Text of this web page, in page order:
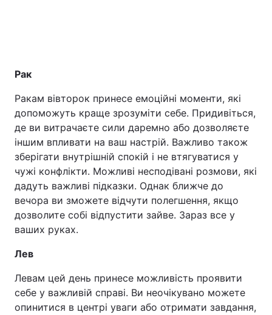
Рак
Ракам вівторок принесе емоційні моменти, які
допоможуть краще зрозуміти себе. Придивіться,
де ви витрачаєте сили даремно або дозволяєте
іншим впливати на ваш настрій. Важливо також
зберігати внутрішній спокій і не втягуватися у
чужі конфлікти. Можливі несподівані розмови, які
дадуть важливі підказки. Однак ближче до
вечора ви зможете відчути полегшення, якщо
дозволите собі відпустити зайве. Зараз все у
ваших руках.
Лев
Левам цей день принесе можливість проявити
себе у важливій справі. Ви неочікувано можете
опинитися в центрі уваги або отримати завдання,